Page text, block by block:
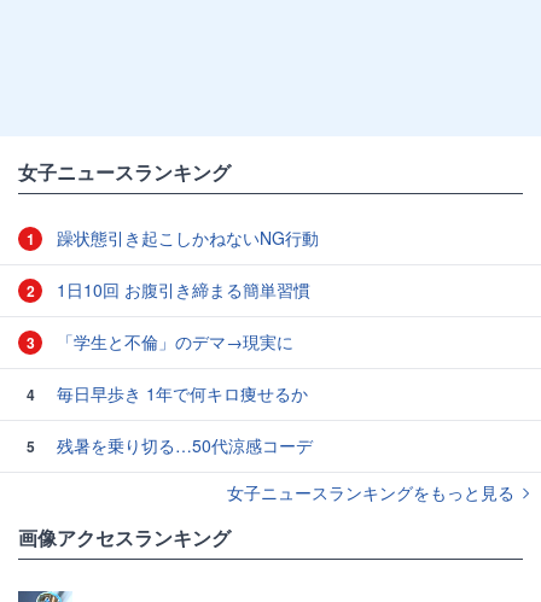
女子ニュースランキング
1 躁状態引き起こしかねないNG行動
2 1日10回 お腹引き締まる簡単習慣
3 「学生と不倫」のデマ→現実に
4 毎日早歩き 1年で何キロ痩せるか
5
残暑を乗り切る…50代涼感コーデ
女子ニュースランキングをもっと見る
画像アクセスランキング